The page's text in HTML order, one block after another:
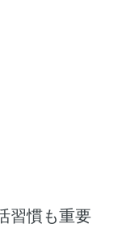
習慣も重要